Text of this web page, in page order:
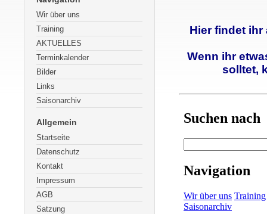
Wir über uns
Training
AKTUELLES
Terminkalender
Bilder
Links
Saisonarchiv
Allgemein
Startseite
Datenschutz
Kontakt
Impressum
AGB
Satzung
Hier findet ihr
Wenn ihr
solltet,